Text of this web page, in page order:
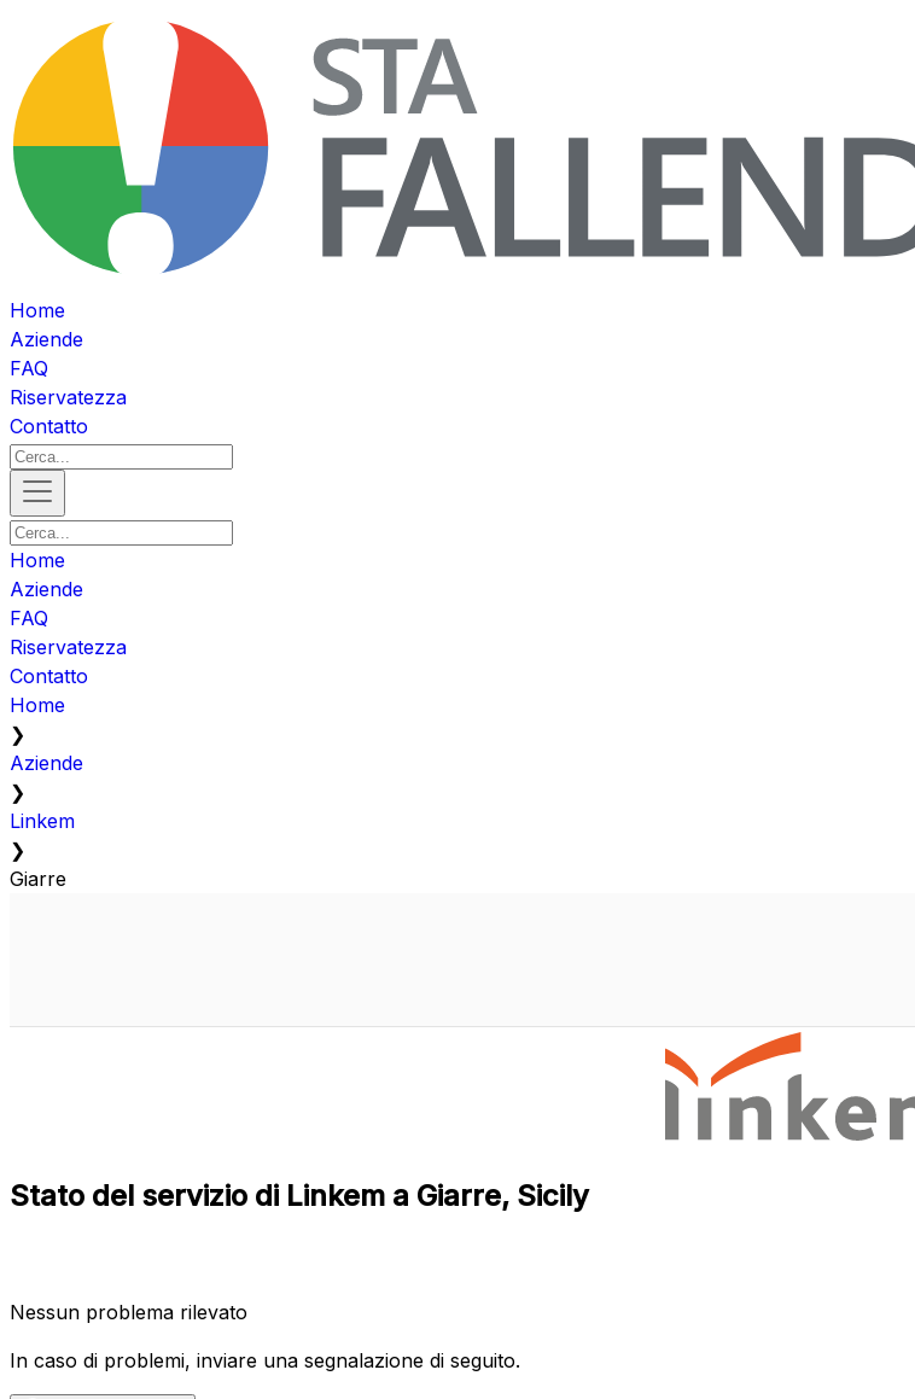
Home
Aziende
FAQ
Riservatezza
Contatto
Home
Aziende
FAQ
Riservatezza
Contatto
Home
❯
Aziende
❯
Linkem
❯
Giarre
Stato del servizio di Linkem a Giarre, Sicily
Nessun problema rilevato
In caso di problemi, inviare una segnalazione di seguito.